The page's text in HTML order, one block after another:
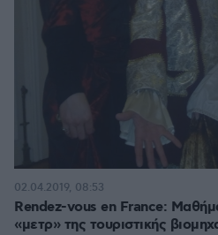
Rendez-vous en France:
«μετρ» της τουριστικής
02.04.2019, 08:53